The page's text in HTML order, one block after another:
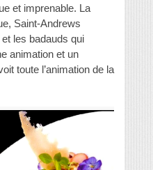
et imprenable. La
Saint-Andrews
les badauds qui
animation et un
toute l’animation de la